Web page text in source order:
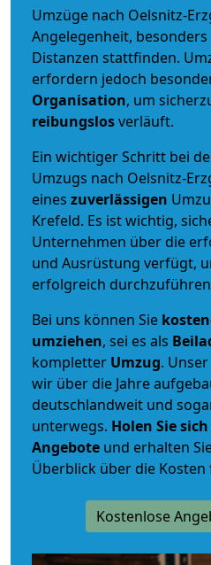
Umzüge nach Oelsnitz-
Angelegenheit,
Distanzen stattfinden.
erfordern jedoch
Organisation, um
reibungslosverläuft.
Ein wichtiger Schritt bei
Umzugs nach Oelsnitz-
eines zuverlässigen
Krefeld. Es ist wichtig,
Unternehmen über die
und Ausrüstung verfügt,
erfolgreich
Bei uns können Sie
umziehen, sei es als
kompletter Umzug.
wir über die Jahre
deutschlandweit und
unterwegs. Holen Sie
Angebote und erhalten
Überblick über die
Kostenlose